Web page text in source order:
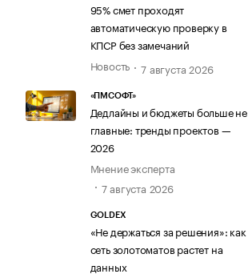
95% смет проходят
автоматическую проверку в
КПСР без замечаний
Новость
7 августа 2026
«ПМСОФТ»
Дедлайны и бюджеты больше не
главные: тренды проектов —
2026
Мнение эксперта
7 августа 2026
GOLDEX
«Не держаться за решения»: как
сеть золотоматов растет на
данных